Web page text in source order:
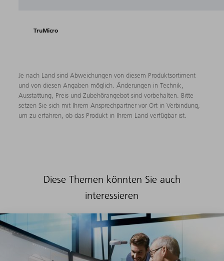
TruMicro
Je nach Land sind Abweichungen von diesem Produktsortiment
und von diesen Angaben möglich. Änderungen in Technik,
Ausstattung, Preis und Zubehörangebot sind vorbehalten. Bitte
setzen Sie sich mit Ihrem Ansprechpartner vor Ort in Verbindung,
um zu erfahren, ob das Produkt in Ihrem Land verfügbar ist.
Diese Themen könnten Sie auch
interessieren